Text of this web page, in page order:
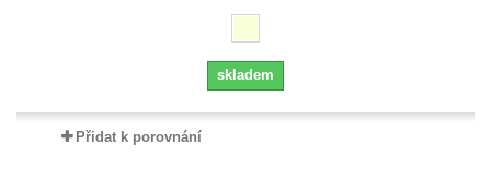
skladem
Přidat k porovnání